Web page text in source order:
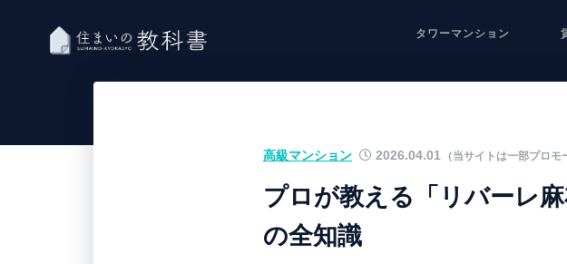
タワーマンション
（当サイトは一部プロモ
高級マンション 2026.04.01
プロが教える「リバーレ
の全知識